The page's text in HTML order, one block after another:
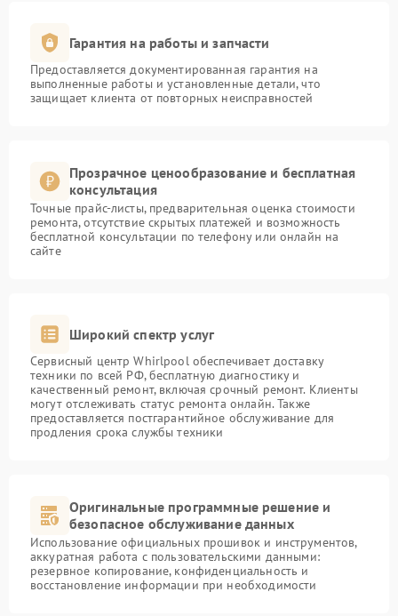
Гарантия на работы и запчасти
Предоставляется документированная гарантия на
выполненные работы и установленные детали, что
защищает клиента от повторных неисправностей
Прозрачное ценообразование и бесплатная
консультация
Точные прайс-листы, предварительная оценка стоимости
ремонта, отсутствие скрытых платежей и возможность
бесплатной консультации по телефону или онлайн на
сайте
Широкий спектр услуг
Сервисный центр Whirlpool обеспечивает доставку
техники по всей РФ, бесплатную диагностику и
качественный ремонт, включая срочный ремонт. Клиенты
могут отслеживать статус ремонта онлайн. Также
предоставляется постгарантийное обслуживание для
продления срока службы техники
Оригинальные программные решение и
безопасное обслуживание данных
Использование официальных прошивок и инструментов,
аккуратная работа с пользовательскими данными:
резервное копирование, конфиденциальность и
восстановление информации при необходимости